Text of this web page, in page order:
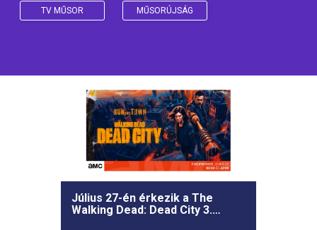
TV MŰSOR MŰSORÚJSÁG
Július 27-én érkezik a The
Walking Dead: Dead City 3.